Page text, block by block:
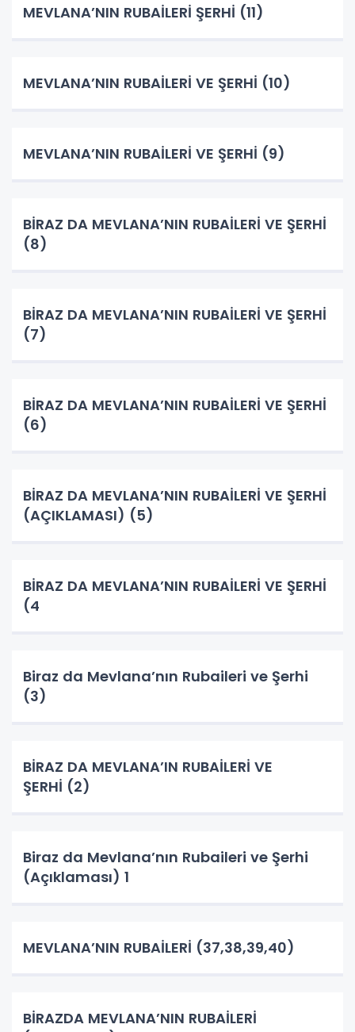
MEVLANA’NIN RUBAİLERİ ŞERHİ (11)
MEVLANA’NIN RUBAİLERİ VE ŞERHİ (10)
MEVLANA’NIN RUBAİLERİ VE ŞERHİ (9)
BİRAZ DA MEVLANA’NIN RUBAİLERİ VE ŞERHİ
(8)
BİRAZ DA MEVLANA’NIN RUBAİLERİ VE ŞERHİ
(7)
BİRAZ DA MEVLANA’NIN RUBAİLERİ VE ŞERHİ
(6)
BİRAZ DA MEVLANA’NIN RUBAİLERİ VE ŞERHİ
(AÇIKLAMASI) (5)
BİRAZ DA MEVLANA’NIN RUBAİLERİ VE ŞERHİ
(4
Biraz da Mevlana’nın Rubaileri ve Şerhi
(3)
BİRAZ DA MEVLANA’IN RUBAİLERİ VE
ŞERHİ (2)
Biraz da Mevlana’nın Rubaileri ve Şerhi
(Açıklaması) 1
MEVLANA’NIN RUBAİLERİ (37,38,39,40)
BİRAZDA MEVLANA’NIN RUBAİLERİ